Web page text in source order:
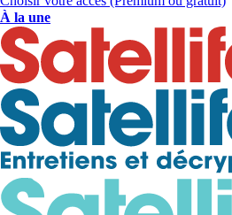
À la une